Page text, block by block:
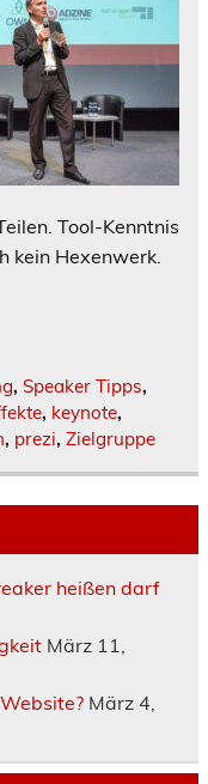
Tool-Kenntnis
kein Hexenwerk.
, Speaker Tipps,
, keynote,
, prezi, Zielgruppe
heißen darf
März 11,
März 4,